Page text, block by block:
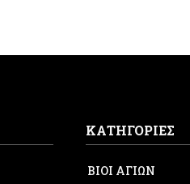
ΚΑΤΗΓΟΡΙΕΣ
ΒΙΟΙ ΑΓΙΩΝ